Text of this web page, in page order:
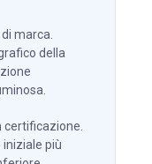
marca.
della
certificazione.
iniziale più